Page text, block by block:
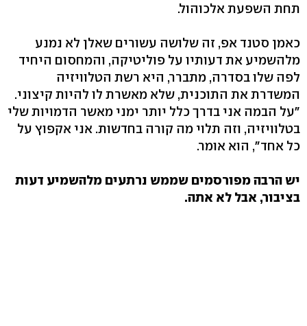
תחת השפעת אלכוהול.
כאמן סטנד אפ, זה שלושה עשורים שאלן לא נמנע
מלהשמיע את דעותיו על פוליטיקה, והמחסום היחיד
לפה שלו בסדרה, מתברר, היא רשת הטלוויזיה
המשדרת את התוכנית, שלא מאשרת לו להיות קיצוני.
"על הבמה אני בדרך כלל יותר ימני מאשר הדמויות שלי
בטלוויזיה, וזה תלוי מה קורה בחדשות. אני אקפוץ על
כל אחד", הוא אומר.
יש הרבה מפורסמים שממש נרתעים מלהשמיע דעות
בציבור, אבל לא אתה.